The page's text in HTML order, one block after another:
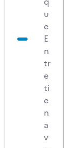
u
e
E
n
tr
e
ti
e
n
a
v